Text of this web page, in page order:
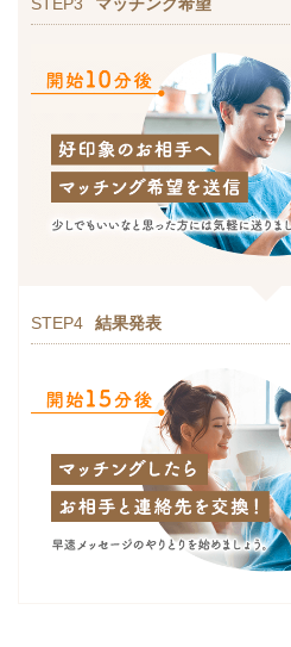
STEP3 マッチング希望
STEP4 結果発表